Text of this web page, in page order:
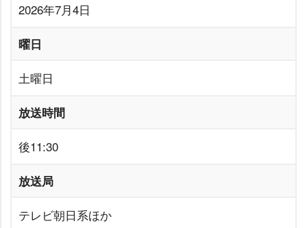
2026年7月4日
曜日
土曜日
放送時間
後11:30
放送局
テレビ朝日系ほか